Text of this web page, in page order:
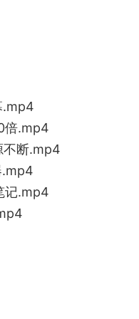
.mp4
倍.mp4
不断.mp4
.mp4
记.mp4